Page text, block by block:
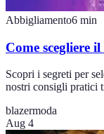
Abbigliamento6 min
Come scegliere
Scopri i segreti per
nostri consigli pratici
blazermoda
Aug 4